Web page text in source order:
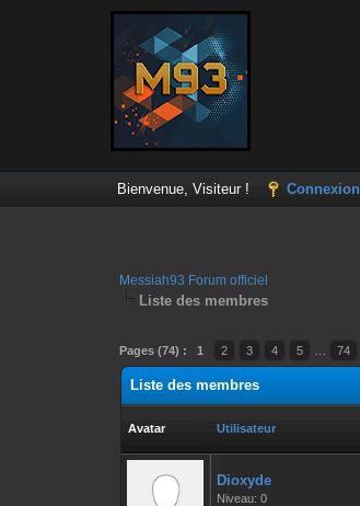
Bienvenue, Visiteur ! Connexion
Messiah93 Forum officiel
Liste des membres
Pages (74) : 1 2 3 4 5 74
Liste des membres
Avatar Utilisateur
Dioxyde
Niveau: 0